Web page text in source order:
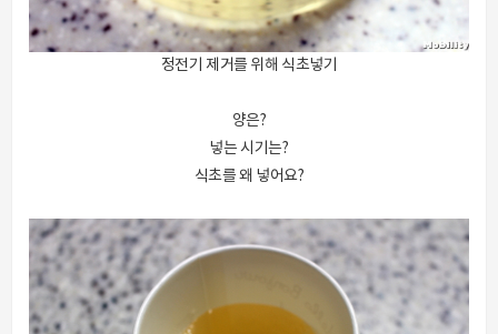
정전기 제거를 위해 식초넣기
양은?
넣는 시기는?
식초를 왜 넣어요?